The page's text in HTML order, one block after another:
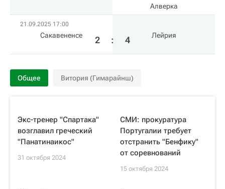
Алверка
21.09.2025 17:00
Сакавененсе 2 : 4 Лейрия
Общее Витория (Гимарайнш)
Экс-тренер "Спартака"
возглавил греческий
"Панатинаикос"
31 октября 2024
СМИ: прокуратура
Португалии требует
отстранить "Бенфику"
от соревнований
15 октября 2024